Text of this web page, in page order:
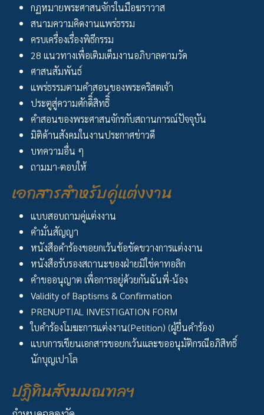
กฏหมายพระศาสนจักรในมือฆราวาส
สนามความคิดงานแพร่ธรรม
ครบเครื่องเรื่องพิธีกรรม
28 แนวทางเพื่อเติมเต็มงานอภิบาลตามวัด
ศาสนสัมพันธ์
แพร่ธรรมตามคำสอนของพระคริสตเจ้า
ประตูสู่ความศักดิิ์สิทธิิ์
คำสอนของพระศาสนจักรกับสถานการณ์ปัจจุบัน
มิติด้านสังคมในงานประกาศข่าวดี
บทความอื่น ๆ
ถามมา-ตอบให้
เอกสารสำหรับคู่แต่งงาน
แบบสอบถามคู่แต่งงาน
คำมั่นสัญญา
หนังสือคำร้องขอยกเว้นข้อขัดขวางการแต่งงาน
หนังสือรับรองสถานะของฝ่ายมิใช่คาทอลิก
คำขออนุญาต เพื่อการอยู่ด้วยกันฉันพี่-น้อง
Validity of Baptisms & Confirmation
PRENUPTIAL INVESTIGATION FORM
ใบคำร้องโมฆะการแต่งงาน(Petition) (ผู้ยื่นคำร้อง)
แบบการเขียนเอกสารขอยกเว้นและขออนุมัติกรณีอภิสิทธิ์
นักบุญเปาโล
ปฏิทินสังฆมณฑลฯ